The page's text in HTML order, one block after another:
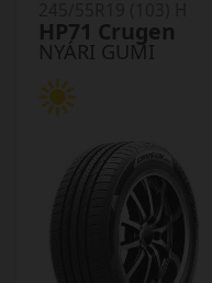
NYÁRI GUMI
HP71 Crugen